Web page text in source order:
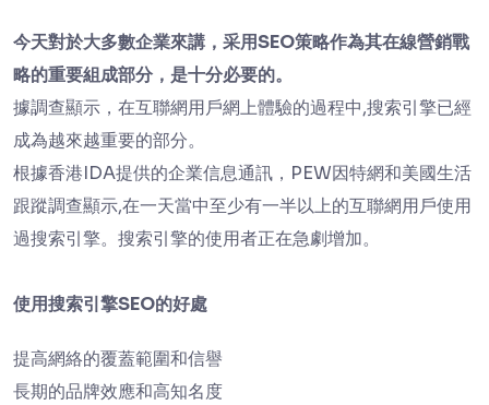
今天對於大多數企業來講，采用SEO策略作為其在線營銷戰
略的重要組成部分，是十分必要的。
據調查顯示，在互聯網用戶網上體驗的過程中,搜索引擎已經
成為越來越重要的部分。
根據香港IDA提供的企業信息通訊，PEW因特網和美國生活
跟蹤調查顯示,在一天當中至少有一半以上的互聯網用戶使用
過搜索引擎。搜索引擎的使用者正在急劇增加。
使用搜索引擎SEO的好處
提高網絡的覆蓋範圍和信譽
長期的品牌效應和高知名度